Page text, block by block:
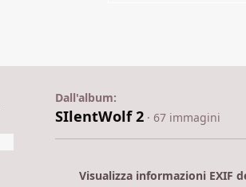
Dall'album:
SIlentWolf 2 · 67 immagini
Visualizza informazioni EXIF